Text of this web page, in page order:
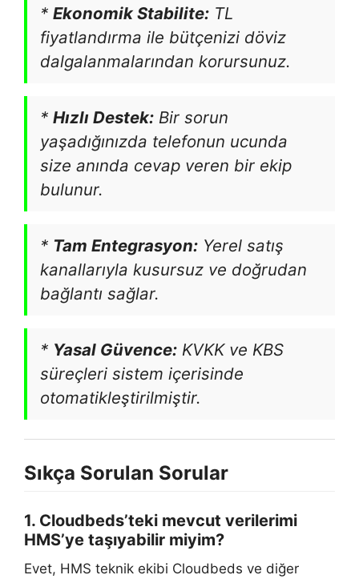
* Ekonomik Stabilite: TL
fiyatlandırma ile bütçenizi döviz
dalgalanmalarından korursunuz.
* Hızlı Destek: Bir sorun
yaşadığınızda telefonun ucunda
size anında cevap veren bir ekip
bulunur.
* Tam Entegrasyon: Yerel satış
kanallarıyla kusursuz ve doğrudan
bağlantı sağlar.
* Yasal Güvence: KVKK ve KBS
süreçleri sistem içerisinde
otomatikleştirilmiştir.
Sıkça Sorulan Sorular
1. Cloudbeds’teki mevcut verilerimi
HMS’ye taşıyabilir miyim?
Evet, HMS teknik ekibi Cloudbeds ve diğer